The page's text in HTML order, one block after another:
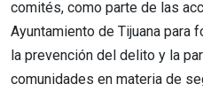
comités, como parte de las
Ayuntamiento de Tijuana para
la prevención del delito y la
comunidades en materia de